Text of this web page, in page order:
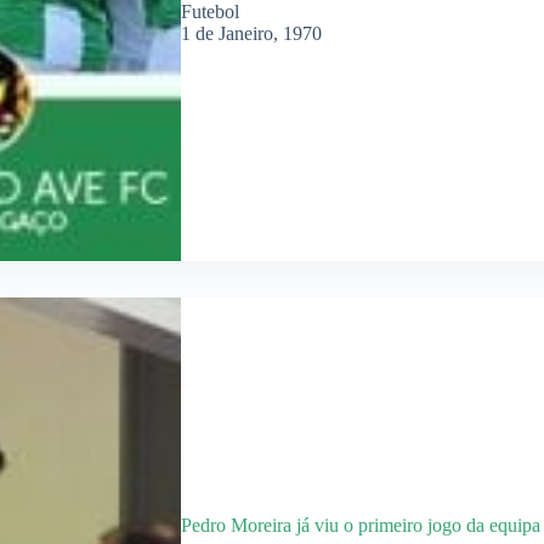
Futebol
1 de Janeiro, 1970
Pedro Moreira já viu o primeiro jogo da equipa